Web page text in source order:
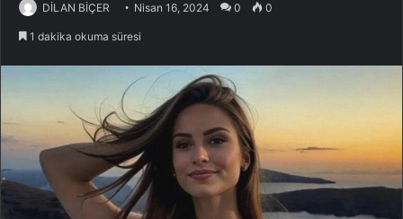
DİLAN BİÇER Nisan 16, 2024 0 0
1 dakika okuma süresi